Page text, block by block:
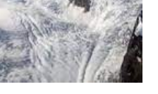
Day 12 May